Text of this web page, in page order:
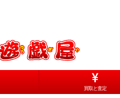
買取と査定